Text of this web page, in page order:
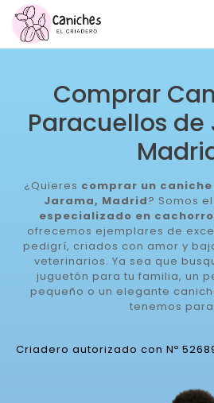
Comprar
Paracuellos
¿Quieres comprar un
Jarama, Madrid? Somos el
especializado en
ofrecemos ejemplares de
pedigrí, criados con amor y
veterinarios. Ya sea que
juguetón para tu familia, un
pequeño o un elegante
tenemos
Criadero autorizado con Nº